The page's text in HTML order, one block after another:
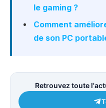
le gaming ?
Comment
de son PC
Retrouvez toute